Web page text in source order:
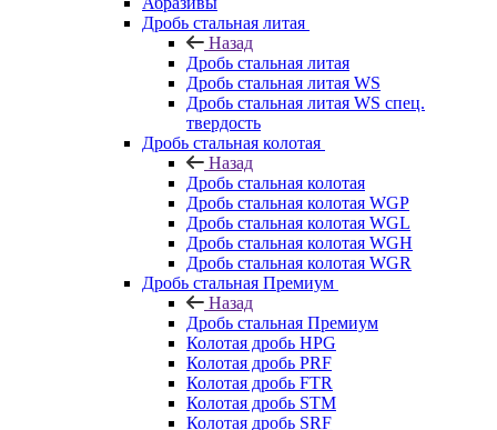
Дробь стальная литая
Назад
Дробь стальная литая
Дробь стальная литая WS
Дробь стальная литая WS спец.
твердость
Дробь стальная колотая
Назад
Дробь стальная колотая
Дробь стальная колотая WGP
Дробь стальная колотая WGL
Дробь стальная колотая WGH
Дробь стальная колотая WGR
Дробь стальная Премиум
Назад
Дробь стальная Премиум
Колотая дробь HPG
Колотая дробь PRF
Колотая дробь FTR
Колотая дробь STM
Колотая дробь SRF